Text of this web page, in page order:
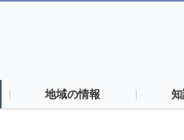
地域の情報